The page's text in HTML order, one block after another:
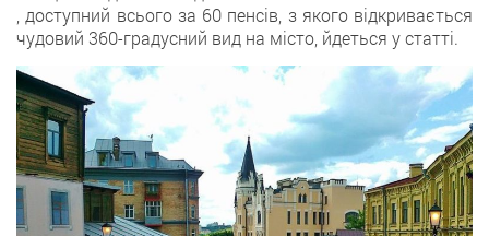
, доступний всього за 60 пенсів, з якого відкривається
чудовий 360-градусний вид на місто, йдеться у статті.